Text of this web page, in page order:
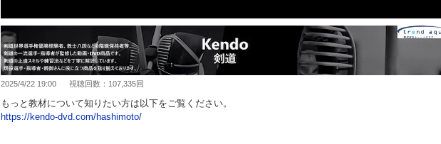
2025/4/22 19:00 視聴回数：107,335回
もっと教材について知りたい方は以下をご覧ください。
https://kendo-dvd.com/hashimoto/